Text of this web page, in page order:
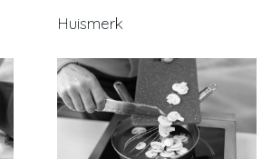
Huismerk